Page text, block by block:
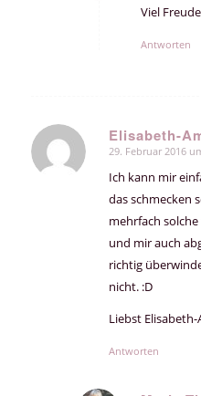
Viel
Antworten
Elisabeth-
sagte:
29. Februar 2016
Ich kann mir
das schmecken
mehrfach
und mir auch
richtig
nicht. :D
Liebst Elisabeth-
Antworten